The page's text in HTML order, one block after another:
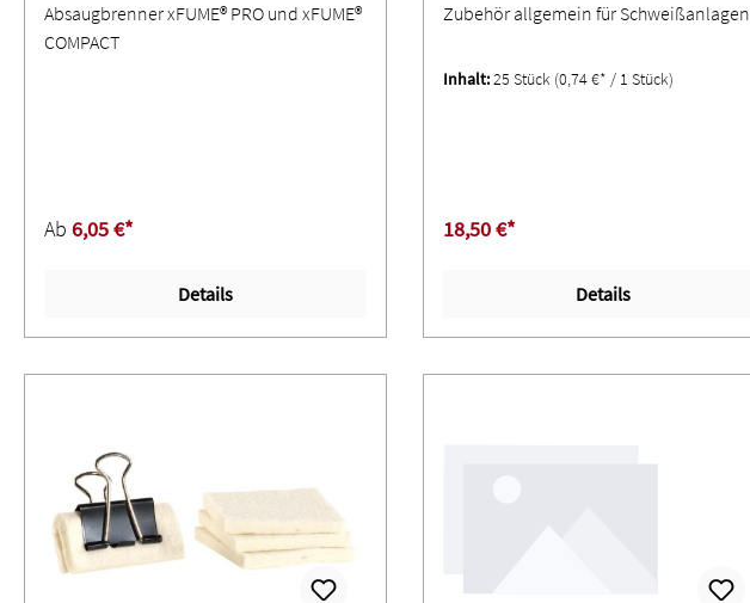
Absaugbrenner xFUME® PRO und xFUME®
COMPACT
Ab 6,05 €*
Details
Zubehör allgemein für Schweißanlagen
Inhalt:25 Stück (0,74 €* / 1 Stück)
18,50 €*
Details